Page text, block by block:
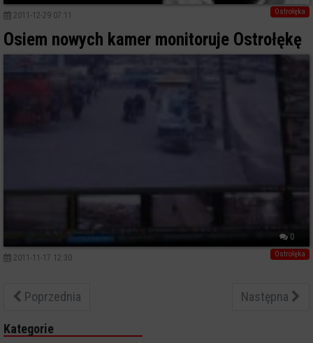
Ostrołęka
2011-12-29 07:11
Osiem nowych kamer monitoruje Ostrołękę
0
Ostrołęka
2011-11-17 12:30
Poprzednia Następna
Kategorie